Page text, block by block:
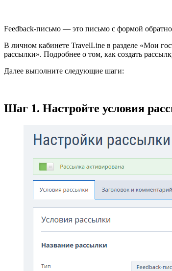
Feedback-письмо — это письмо с формой
В личном кабинете TravelLine в разделе «Мои
рассылки». Подробнее о том, как создать
Далее выполните следующие шаги:
Шаг 1. Настройте условия